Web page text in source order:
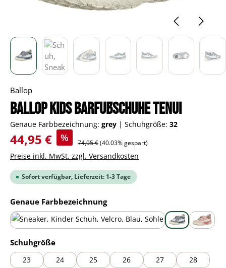
Ballop
BALLOP Kids Barfußschuhe Tenui
Genaue Farbbezeichnung: grey | Schuhgröße: 32
Verkaufspreis:
44,95 € % Regulärer Preis:
74,95 €(40.03% gespart)
Preise inkl. MwSt. zzgl. Versandkosten
Sofort verfügbar, Lieferzeit: 1-3 Tage
Genaue Farbbezeichnungauswählen
blue grey pink
Schuhgrößeauswählen
23 24 25 26 27
28